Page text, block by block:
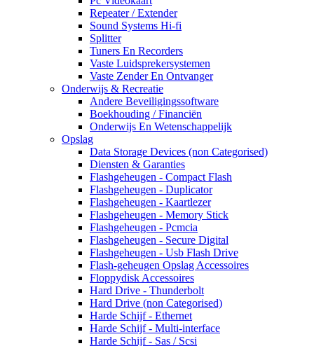
Repeater / Extender
Sound Systems Hi-fi
Splitter
Tuners En Recorders
Vaste Luidsprekersystemen
Vaste Zender En Ontvanger
Onderwijs & Recreatie
Andere Beveiligingssoftware
Boekhouding / Financiën
Onderwijs En Wetenschappelijk
Opslag
Data Storage Devices (non Categorised)
Diensten & Garanties
Flashgeheugen - Compact Flash
Flashgeheugen - Duplicator
Flashgeheugen - Kaartlezer
Flashgeheugen - Memory Stick
Flashgeheugen - Pcmcia
Flashgeheugen - Secure Digital
Flashgeheugen - Usb Flash Drive
Flash-geheugen Opslag Accessoires
Floppydisk Accessoires
Hard Drive - Thunderbolt
Hard Drive (non Categorised)
Harde Schijf - Ethernet
Harde Schijf - Multi-interface
Harde Schijf - Sas / Scsi